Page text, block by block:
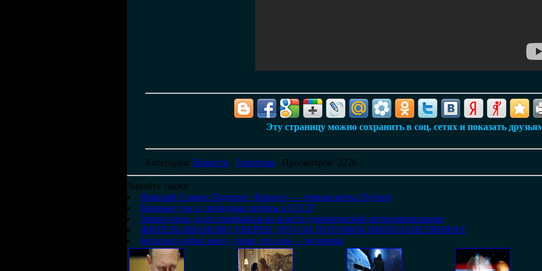
Эту страницу можно сохранить в соц. сетях и показать
Категория: Новости / Гипотезы | Просмотров: 2226
Читайте также:
Николай Сомин: Падение «Боинга» — черная метка Путину
Брачные узы и свободная любовь в СССР
Земля очень долго пребывала во власти демонической антицивилизации
ЖИТЕЛЬ ИВАНОВО УВЕРЕН, ЧТО ОН ПОТОМОК ИНОПЛАНЕТЯНИНА
Бельгиец избил жену, узнав, что она — мужчина